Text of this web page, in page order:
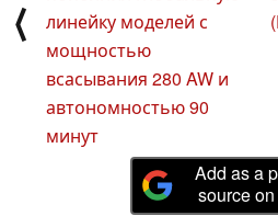
⟨
линейку моделей с
мощностью
всасывания 280 AW и
автономностью 90
минут
Add as a
source